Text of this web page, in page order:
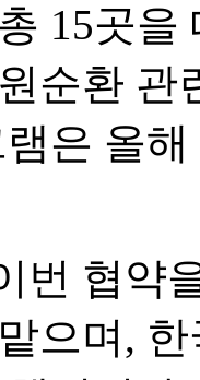
15곳
순환 관
은 올
번 협약
으며,